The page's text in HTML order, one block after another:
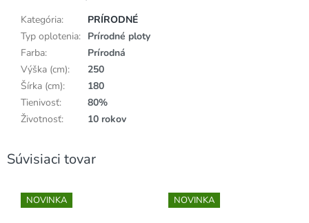
Kategória:
PRÍRODNÉ
Typ oplotenia: Prírodné ploty
Farba:
Prírodná
Výška (cm):
250
Šírka (cm):
180
Tienivosť:
80%
Životnosť: 10 rokov
Súvisiaci tovar
NOVINKA NOVINKA